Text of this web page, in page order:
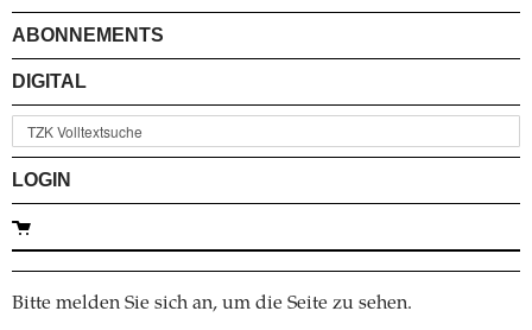
ABONNEMENTS
DIGITAL
LOGIN
Bitte melden Sie sich an, um die Seite zu sehen.